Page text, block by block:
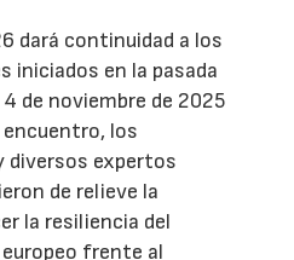
dará continuidad a los
iniciados en la pasada
de noviembre de 2025
encuentro, los
diversos expertos
de relieve la
la resiliencia del
frente al